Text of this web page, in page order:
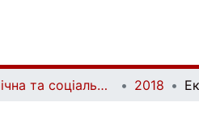
Економічна та соціальна географія | Ekonomichna ta Sotsialna Geografiya 2018